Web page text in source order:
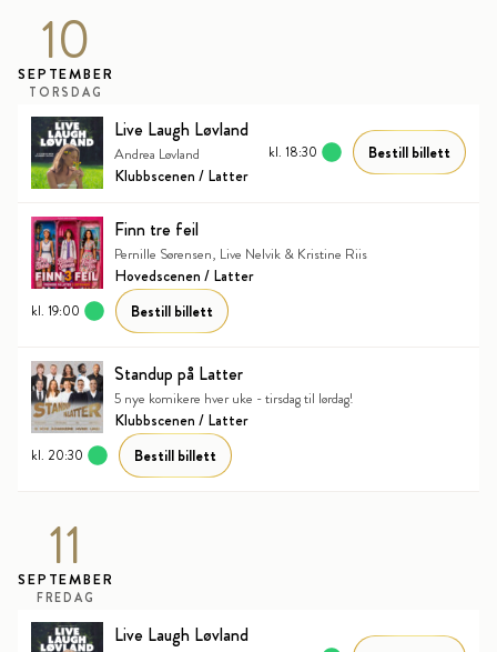
10
SEPTEMBER
TORSDAG
Live Laugh Løvland
Andrea Løvland
Klubbscenen / Latter
kl. 18:30 Bestill billett
Finn tre feil
Pernille Sørensen, Live Nelvik & Kristine Riis
Hovedscenen / Latter
kl. 19:00 Bestill billett
Standup på Latter
5 nye komikere hver uke - tirsdag til lørdag!
Klubbscenen / Latter
kl. 20:30 Bestill billett
11
SEPTEMBER
FREDAG
Live Laugh Løvland